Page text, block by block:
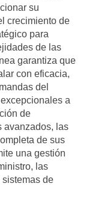
su
crecimiento de
para
de las
garantiza que
con eficacia,
del
a
de
avanzados, las
de sus
una gestión
las
de